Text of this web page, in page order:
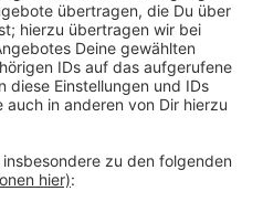
Ihre
den YouTube
zu laden!
Service eines
Videoinhalte
Service kann
Aktivitäten